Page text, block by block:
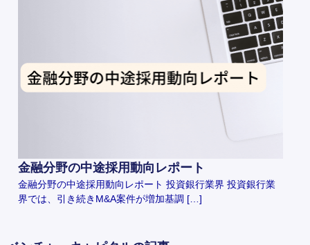
金融分野の中途採用動向レポート
金融分野の中途採用動向レポート 投資銀行業界 投資銀行業
界では、引き続きM&A案件が増加基調 […]